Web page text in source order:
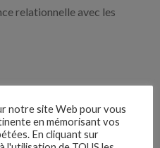
relationnelle avec les
notre site Web pour vous
en mémorisant vos
En cliquant sur